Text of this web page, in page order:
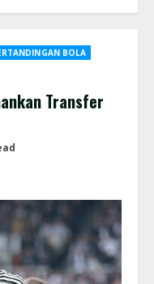
BOLA
Transfer